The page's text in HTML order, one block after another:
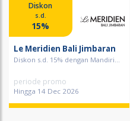
Diskon
s.d.
15%
Le Meridien Bali Jimbaran
Diskon s.d. 15% dengan Mandiri...
periode promo
Hingga 14 Dec 2026